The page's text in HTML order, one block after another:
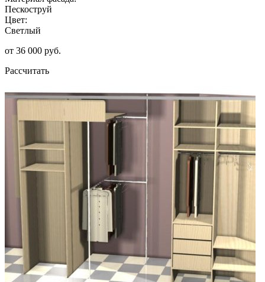
Пескоструй
Цвет:
Светлый
от 36 000 руб.
Рассчитать